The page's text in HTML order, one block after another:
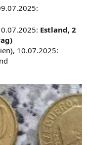
Estland, 2
10.07.2025: